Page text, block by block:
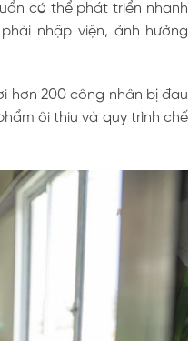
có thể phát triển nhanh
nhập viện, ảnh hưởng
hơn 200 công nhân bị đau
ôi thiu và quy trình chế